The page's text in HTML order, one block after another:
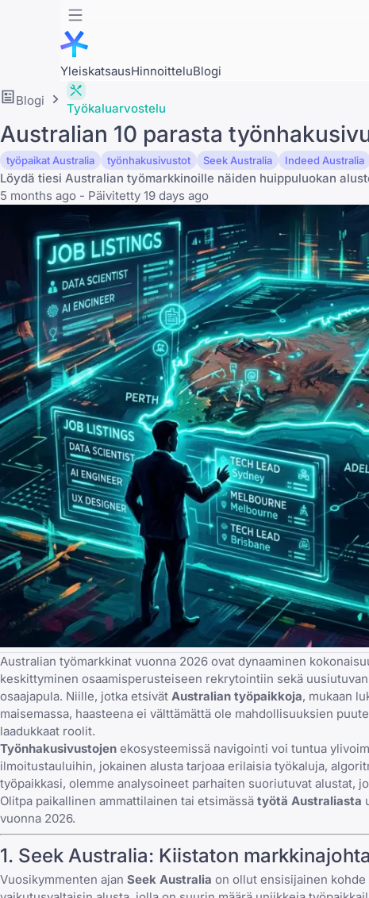
YleiskatsausHinnoitteluBlogi
Blogi
Työkaluarvostelu
Australian 10 parasta
työpaikat Australia työnhakusivustot Seek Australia Indeed Australia
Löydä tiesi Australian työmarkkinoille näiden huippuluokan
5 months ago - Päivitetty 19 days ago
Australian työmarkkinat vuonna 2026 ovat dynaaminen
keskittyminen osaamisperusteiseen rekrytointiin sekä
osaajapula. Niille, jotka etsivät Australian työpaikkoja, mukaan
maisemassa, haasteena ei välttämättä ole mahdollisuuksien
laadukkaat roolit.
Työnhakusivustojen ekosysteemissä navigointi voi tuntua
ilmoitustauluihin, jokainen alusta tarjoaa erilaisia työkaluja,
työpaikkasi, olemme analysoineet parhaiten suoriutuvat alustat,
Olitpa paikallinen ammattilainen tai etsimässä työtä Australiasta
vuonna 2026.
1. Seek Australia: Kiistaton
Vuosikymmenten ajan Seek Australia on ollut ensisijainen